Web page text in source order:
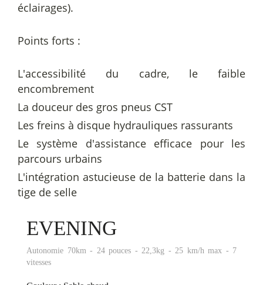
éclairages).
Points forts :
L'accessibilité du cadre, le faible
encombrement
La douceur des gros pneus CST
Les freins à disque hydrauliques rassurants
Le système d'assistance efficace pour les
parcours urbains
L'intégration astucieuse de la batterie dans la
tige de selle
EVENING
Autonomie 70km - 24 pouces - 22,3kg - 25 km/h max - 7
vitesses